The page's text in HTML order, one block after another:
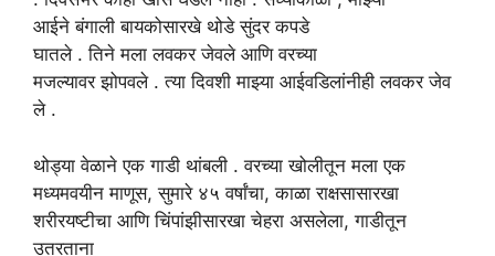
आईने बंगाली बायकोसारखे थोडे सुंदर कपडे
घातले . तिने मला लवकर जेवले आणि वरच्या
मजल्यावर झोपवले . त्या दिवशी माझ्या आईवडिलांनीही लवकर जेव
ले .
थोड्या वेळानेएकगाडी थांबली .वरच्याखोलीतूनमलाएक
मध्यमवयीन माणूस, सुमारे ४५ वर्षांचा, काळा राक्षसासारखा
शरीरयष्टीचा आणि चिंपांझीसारखा चेहरा असलेला, गाडीतून
उतरताना